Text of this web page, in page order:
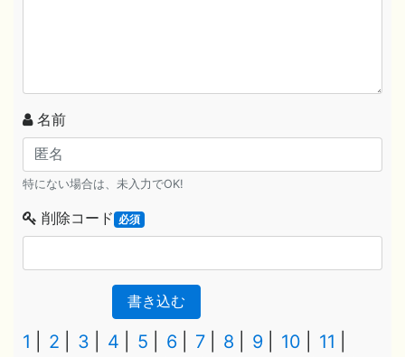
名前
特にない場合は、未入力でOK!
削除コード 必須
書き込む
1 2 3 4 5 6 7 8 9 10
11